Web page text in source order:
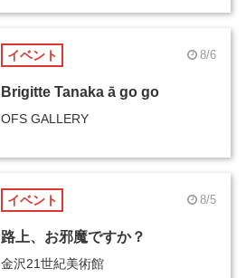
イベント 8/6
Brigitte Tanaka ā go go
OFS GALLERY
イベント 8/5
路上、お邪魔ですか？
金沢21世紀美術館